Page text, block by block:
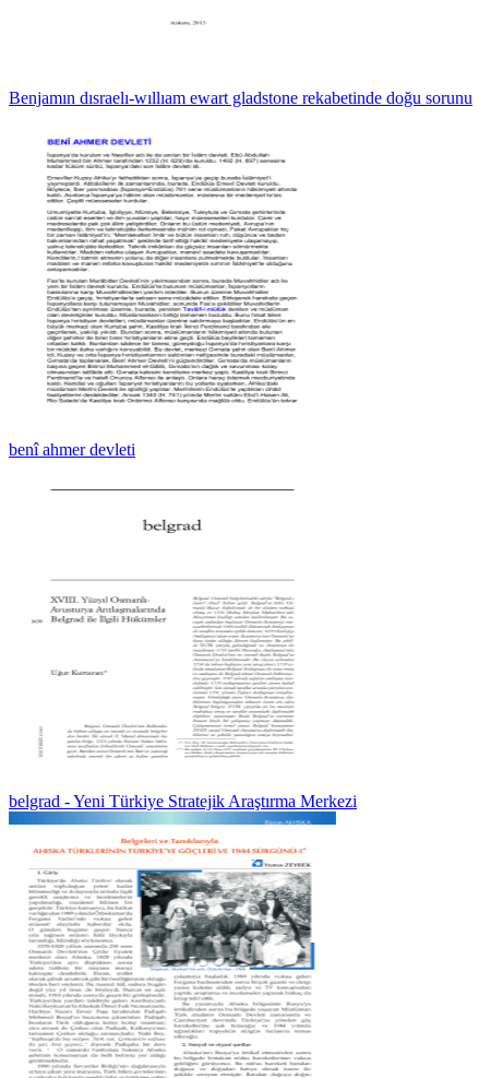
Benjamın dısraelı-wıllıam ewart gladstone rekabetinde doğu sorunu
benî ahmer devleti
belgrad - Yeni Türkiye Stratejik Araştırma Merkezi